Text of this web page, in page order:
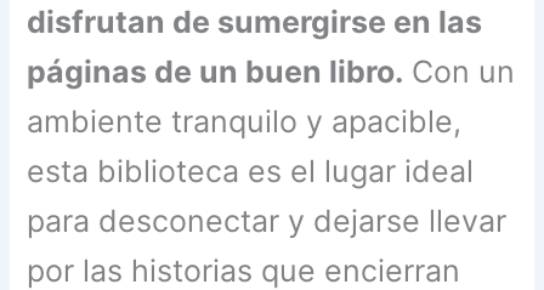
disfrutan de sumergirse en las
páginas de un buen libro. Con un
ambiente tranquilo y apacible,
esta biblioteca es el lugar ideal
para desconectar y dejarse llevar
por las historias que encierran